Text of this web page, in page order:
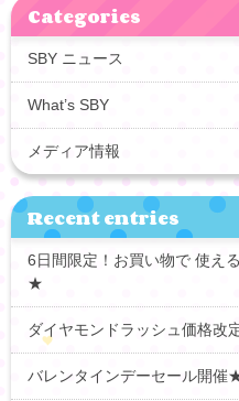
Categories
SBY ニュース
What’s SBY
メディア情報
Recent entries
6日間限定！お買い物で 使え
★
ダイヤモンドラッシュ価格改
バレンタインデーセール開催